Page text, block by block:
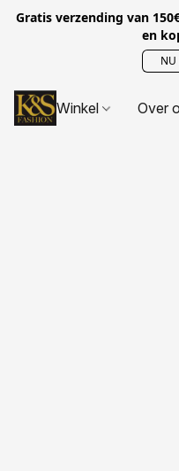
Gratis verzending van
en
NU
Winkel Over